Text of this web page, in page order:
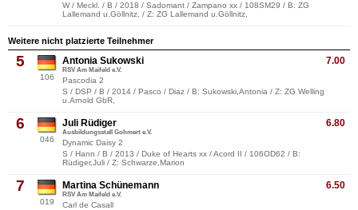
W / Meckl. / B / 2018 / Sadomant / Zampano xx / 108SM29 / B: ZG
Lallemand u.Göllnitz, / Z: ZG Lallemand u.Göllnitz,
Weitere nicht platzierte Teilnehmer
5
106
7.00
Antonia Sukowski
RSV Am Maifeld e.V.
Pascodia 2
S / DSP / B / 2014 / Pasco / Diaz / B: Sukowski,Antonia / Z: ZG Welling
u.Arnold GbR,
6
046
6.80
Juli Rüdiger
Ausbildungsstall Gohmert e.V.
Dynamic Daisy 2
S / Hann / B / 2013 / Duke of Hearts xx / Acord II / 106OD62 / B:
Rüdiger,Juli / Z: Schwarze,Marion
7
019
6.50
Martina Schünemann
RSV Am Maifeld e.V.
Carl de Casall